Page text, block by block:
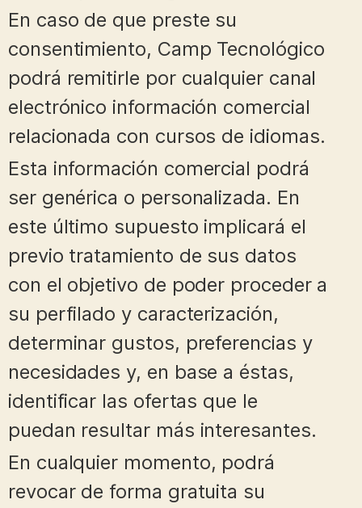
En caso de que preste su
consentimiento, Camp Tecnológico
podrá remitirle por cualquier canal
electrónico información comercial
relacionada con cursos de idiomas.
Esta información comercial podrá
ser genérica o personalizada. En
este último supuesto implicará el
previo tratamiento de sus datos
con el objetivo de poder proceder a
su perfilado y caracterización,
determinar gustos, preferencias y
necesidades y, en base a éstas,
identificar las ofertas que le
puedan resultar más interesantes.
En cualquier momento, podrá
revocar de forma gratuita su